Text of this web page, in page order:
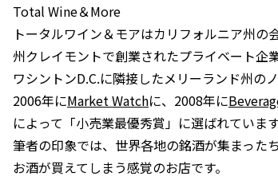
Total Wine＆More
トータルワイン＆モアはカリフォルニア州
州クレイモントで創業されたプライベート企
ワシントンD.C.に隣接したメリーランド州の
2006年にMarket Watchに、2008年に
によって「小売業最優秀賞」に選ばれています
筆者の印象では、世界各地の銘酒が集まった
お酒が買えてしまう感覚のお店です。